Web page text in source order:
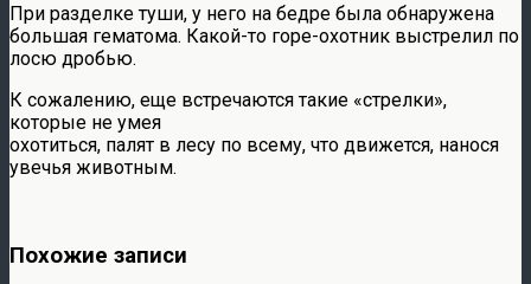
При разделке туши, у него на бедре была обнаружена
большая гематома. Какой-то горе-охотник выстрелил по
лосю дробью.
К сожалению, еще встречаются такие «стрелки»,
которые не умея
охотиться, палят в лесу по всему, что движется, нанося
увечья животным.
Похожие записи